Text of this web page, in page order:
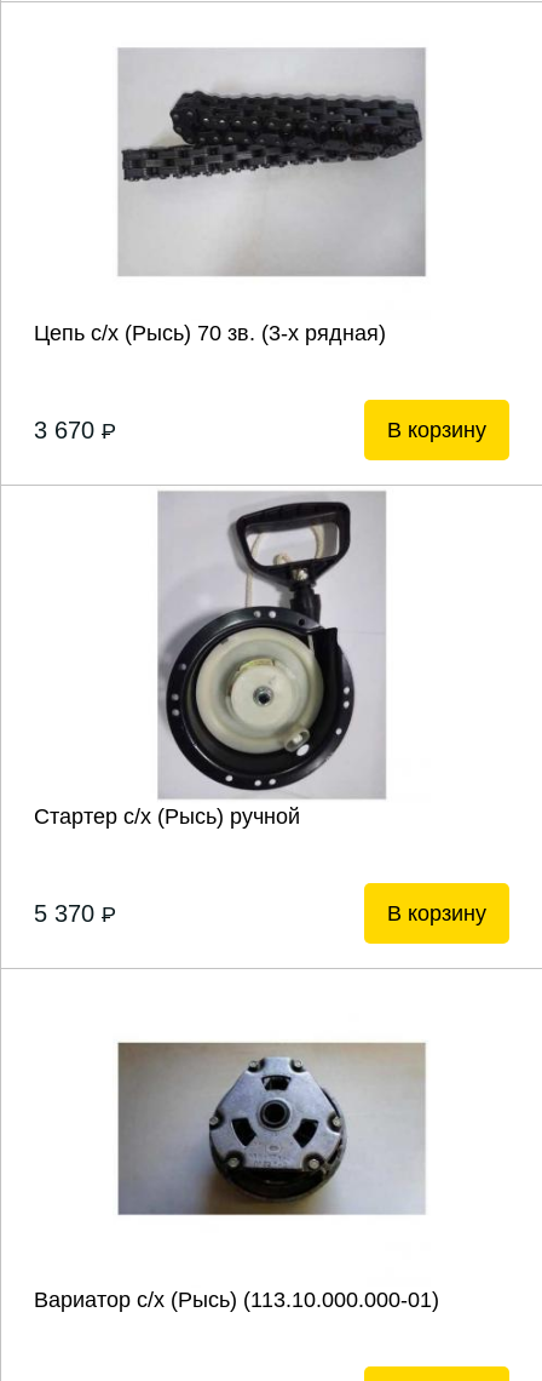
Цепь с/х (Рысь) 70 зв. (3-х рядная)
3 670 P В корзину
Стартер с/х (Рысь) ручной
5 370 P В корзину
Вариатор с/х (Рысь) (113.10.000.000-01)